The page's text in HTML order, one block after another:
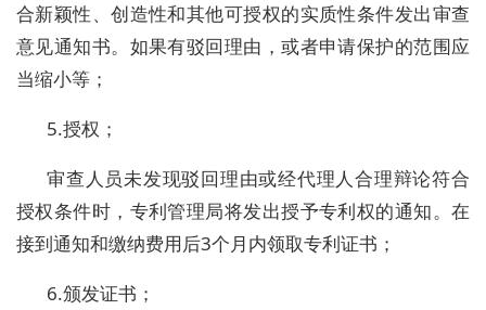
合新颖性、创造性和其他可授权的实质性条件发出审查
意见通知书。如果有驳回理由，或者申请保护的范围应
当缩小等；
5.授权；
审查人员未发现驳回理由或经代理人合理辩论符合
授权条件时，专利管理局将发出授予专利权的通知。在
接到通知和缴纳费用后3个月内领取专利证书；
6.颁发证书；